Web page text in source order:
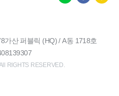
가산 퍼블릭 (HQ) / A동 1718호
RIGHTS RESERVED.